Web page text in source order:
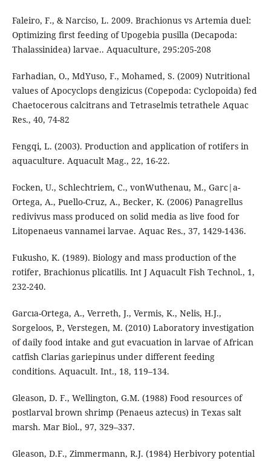
Faleiro, F., & Narciso, L. 2009. Brachionus vs Artemia duel:
Optimizing first feeding of Upogebia pusilla (Decapoda:
Thalassinidea) larvae.. Aquaculture, 295:205-208
Farhadian, O., MdYuso, F., Mohamed, S. (2009) Nutritional
values of Apocyclops dengizicus (Copepoda: Cyclopoida) fed
Chaetocerous calcitrans and Tetraselmis tetrathele Aquac
Res., 40, 74-82
Fengqi, L. (2003). Production and application of rotifers in
aquaculture. Aquacult Mag., 22, 16-22.
Focken, U., Schlechtriem, C., vonWuthenau, M., Garc|a-
Ortega, A., Puello-Cruz, A., Becker, K. (2006) Panagrellus
redivivus mass produced on solid media as live food for
Litopenaeus vannamei larvae. Aquac Res., 37, 1429-1436.
Fukusho, K. (1989). Biology and mass production of the
rotifer, Brachionus plicatilis. Int J Aquacult Fish Technol., 1,
232-240.
Garcıa-Ortega, A., Verreth, J., Vermis, K., Nelis, H.J.,
Sorgeloos, P., Verstegen, M. (2010) Laboratory investigation
of daily food intake and gut evacuation in larvae of African
catfish Clarias gariepinus under different feeding
conditions. Aquacult. Int., 18, 119–134.
Gleason, D. F., Wellington, G.M. (1988) Food resources of
postlarval brown shrimp (Penaeus aztecus) in Texas salt
marsh. Mar Biol., 97, 329–337.
Gleason, D.F., Zimmermann, R.J. (1984) Herbivory potential